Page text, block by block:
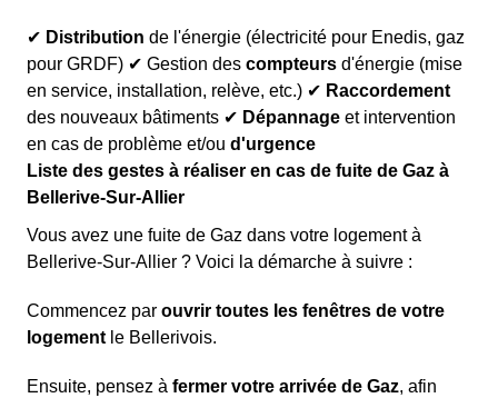
✔ Distribution de l'énergie (électricité pour Enedis, gaz
pour GRDF) ✔ Gestion des compteurs d'énergie (mise
en service, installation, relève, etc.) ✔ Raccordement
des nouveaux bâtiments ✔ Dépannage et intervention
en cas de problème et/ou d'urgence
Liste des gestes à réaliser en cas de fuite de Gaz à
Bellerive-Sur-Allier
Vous avez une fuite de Gaz dans votre logement à
Bellerive-Sur-Allier ? Voici la démarche à suivre :
Commencez par ouvrir toutes les fenêtres de votre
logement le Bellerivois.
Ensuite, pensez à fermer votre arrivée de Gaz, afin